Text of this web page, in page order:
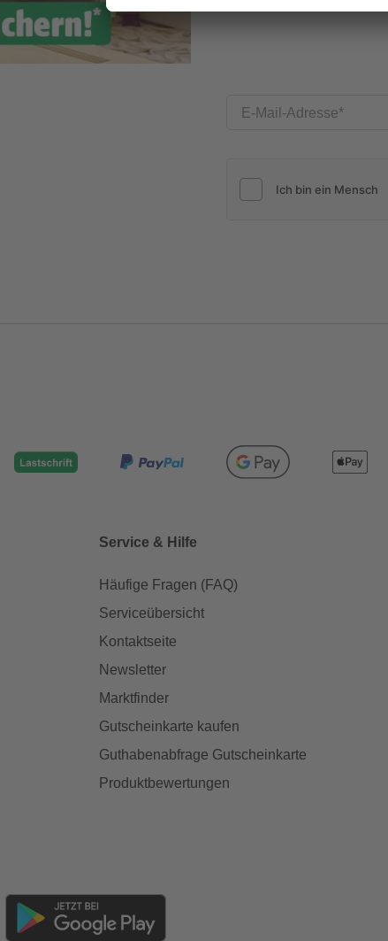
E-Mail-Adresse
Service & Hilfe
Häufige Fragen (FAQ)
Serviceübersicht
Kontaktseite
Newsletter
Marktfinder
Gutscheinkarte kaufen
Guthabenabfrage Gutscheinkarte
Produktbewertungen